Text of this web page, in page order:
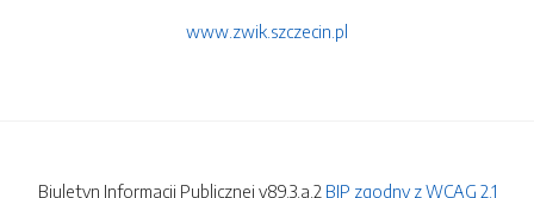
www.zwik.szczecin.pl
Biuletyn Informacji Publicznej v89.3.a.2 BIP zgodny z WCAG 2.1